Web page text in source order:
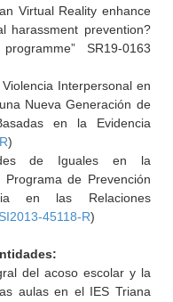
Virtual Reality enhance
harassment prevention?
SR19-0163
Interpersonal en
Nueva Generación de
en la Evidencia
)
de Iguales en la
Programa de Prevención
en las Relaciones
45118-R)
del acoso escolar y la
aulas en el IES Triana